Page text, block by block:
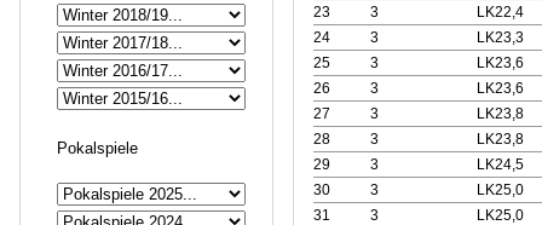
Pokalspiele
23
3
LK22,4
24
3
LK23,3
25
3
LK23,6
26
3
LK23,6
27
3
LK23,8
28
3
LK23,8
29
3
LK24,5
30
3
LK25,0
31
3
LK25,0